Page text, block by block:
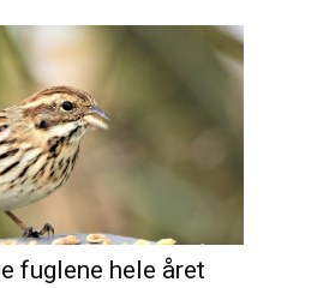
fuglene hele året